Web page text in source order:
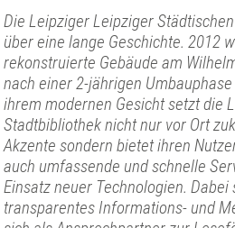
Die Leipziger Leipziger
über eine lange Geschichte. 2012
rekonstruierte Gebäude am
nach einer 2-jährigen
ihrem modernen Gesicht setzt die
Stadtbibliothek nicht nur vor Ort
Akzente sondern bietet ihren
auch umfassende und schnelle
Einsatz neuer Technologien.
transparentes Informations- und